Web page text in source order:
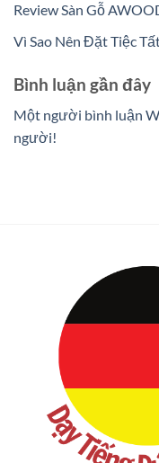
Review Sàn Gỗ
Vì Sao Nên Đặt Tiệc
Bình luận gần đây
Một người bình luận
người!